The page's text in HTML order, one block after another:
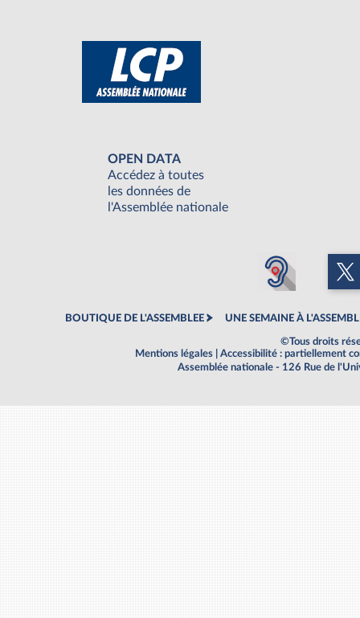
OPEN DATA
Accédez à toutes
les données de
l'Assemblée nationale
BOUTIQUE DE L'ASSEMBLEE UNE SEMAINE À
©Tous droits
Mentions légales
Accessibilité : partiellement
Assemblée nationale - 126 Rue de